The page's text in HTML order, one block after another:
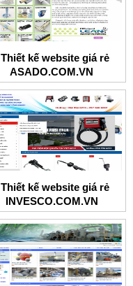
Thiết kế website giá rẻ
ASADO.COM.VN
Thiết kế website giá rẻ
INVESCO.COM.VN